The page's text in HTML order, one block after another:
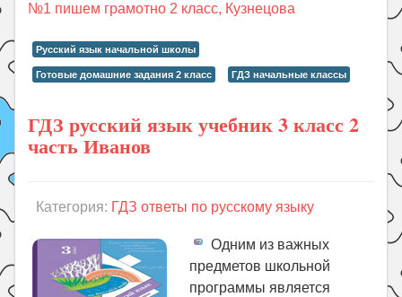
№1 пишем грамотно 2 класс, Кузнецова
Русский язык начальной школы
Готовые домашние задания 2 класс ГДЗ начальные классы
ГДЗ русский язык учебник 3 класс 2
часть Иванов
Категория: ГДЗ ответы по русскому языку
Одним из важных
предметов школьной
программы является